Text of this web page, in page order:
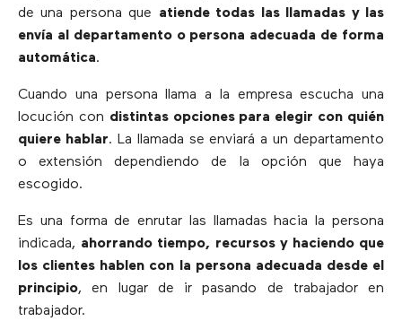
de una persona que atiende todas las llamadas y las
envía al departamento o persona adecuada de forma
automática.
Cuando una persona llama a la empresa escucha una
locución con distintas opciones para elegir con quién
quiere hablar. La llamada se enviará a un departamento
o extensión dependiendo de la opción que haya
escogido.
Es una forma de enrutar las llamadas hacia la persona
indicada, ahorrando tiempo, recursos y haciendo que
los clientes hablen con la persona adecuada desde el
principio, en lugar de ir pasando de trabajador en
trabajador.